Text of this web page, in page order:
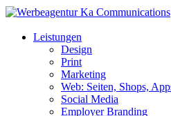
Leistungen
Design
Print
Marketing
Web: Seiten, Shops,
Social Media
Employer Branding